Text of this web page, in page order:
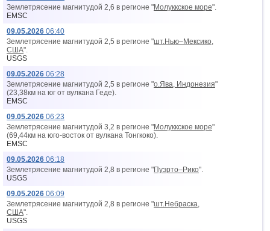
Землетрясение магнитудой 2,6 в регионе "Молуккское море".
EMSC
09.05.2026 06:40
Землетрясение магнитудой 2,5 в регионе "шт.Нью–Мексико,
США".
USGS
09.05.2026 06:28
Землетрясение магнитудой 2,5 в регионе "о.Ява, Индонезия"
(23,38км на юг от вyлкана Геде).
EMSC
09.05.2026 06:23
Землетрясение магнитудой 3,2 в регионе "Молуккское море"
(69,44км на юго-восток от вyлкана Тонгкоко).
EMSC
09.05.2026 06:18
Землетрясение магнитудой 2,8 в регионе "Пуэрто–Рико".
USGS
09.05.2026 06:09
Землетрясение магнитудой 2,8 в регионе "шт.Небраска,
США".
USGS